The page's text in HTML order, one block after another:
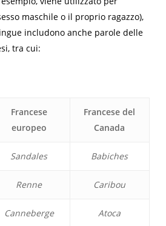
maschile o il proprio ragazzo),
includono anche parole delle
tra cui:
Francese
europeo
Francese del
Canada
Sandales Babiches
Renne Caribou
Canneberge Atoca